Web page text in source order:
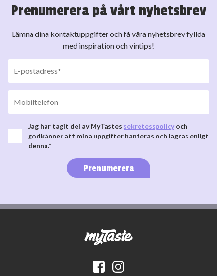
Prenumerera på vårt nyhetsbrev
Lämna dina kontaktuppgifter och få våra nyhetsbrev fyllda
med inspiration och vintips!
Jag har tagit del av MyTastes sekretesspolicy och
godkänner att mina uppgifter hanteras och lagras enligt
denna.*
Prenumerera